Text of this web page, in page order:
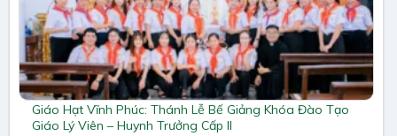
Giáo Hạt Vĩnh Phúc: Thánh Lễ Bế Giảng Khóa Đào Tạo
Giáo Lý Viên – Huynh Trưởng Cấp II